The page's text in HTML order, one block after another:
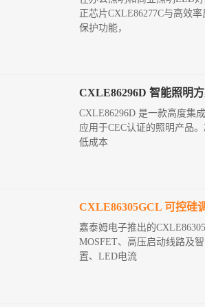
正芯片CXLE86277C与高效
保护功能，
CXLE86296D 智能照明
CXLE86296D 是一款高度集
应用于CEC认证的照明产品
低成本
CXLE86305GCL 可控硅
嘉泰姆电子推出的
MOSFET、高压启动线路及
置、LED电流